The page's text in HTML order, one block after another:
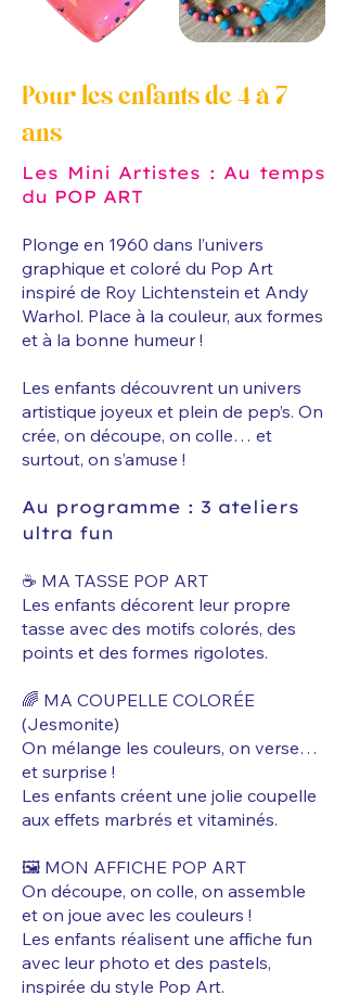
Pour les enfants de 4 à 7
ans
Les Mini Artistes : Au temps
du POP ART
Plonge en 1960 dans l’univers
graphique et coloré du Pop Art
inspiré de Roy Lichtenstein et Andy
Warhol. Place à la couleur, aux formes
et à la bonne humeur !
Les enfants découvrent un univers
artistique joyeux et plein de pep’s. On
crée, on découpe, on colle… et
surtout, on s’amuse !
Au programme : 3 ateliers
ultra fun
☕ MA TASSE POP ART
Les enfants décorent leur propre
tasse avec des motifs colorés, des
points et des formes rigolotes.
🌈 MA COUPELLE COLORÉE
(Jesmonite)
On mélange les couleurs, on verse…
et surprise !
Les enfants créent une jolie coupelle
aux effets marbrés et vitaminés.
🖼️ MON AFFICHE POP ART
On découpe, on colle, on assemble
et on joue avec les couleurs !
Les enfants réalisent une affiche fun
avec leur photo et des pastels,
inspirée du style Pop Art.